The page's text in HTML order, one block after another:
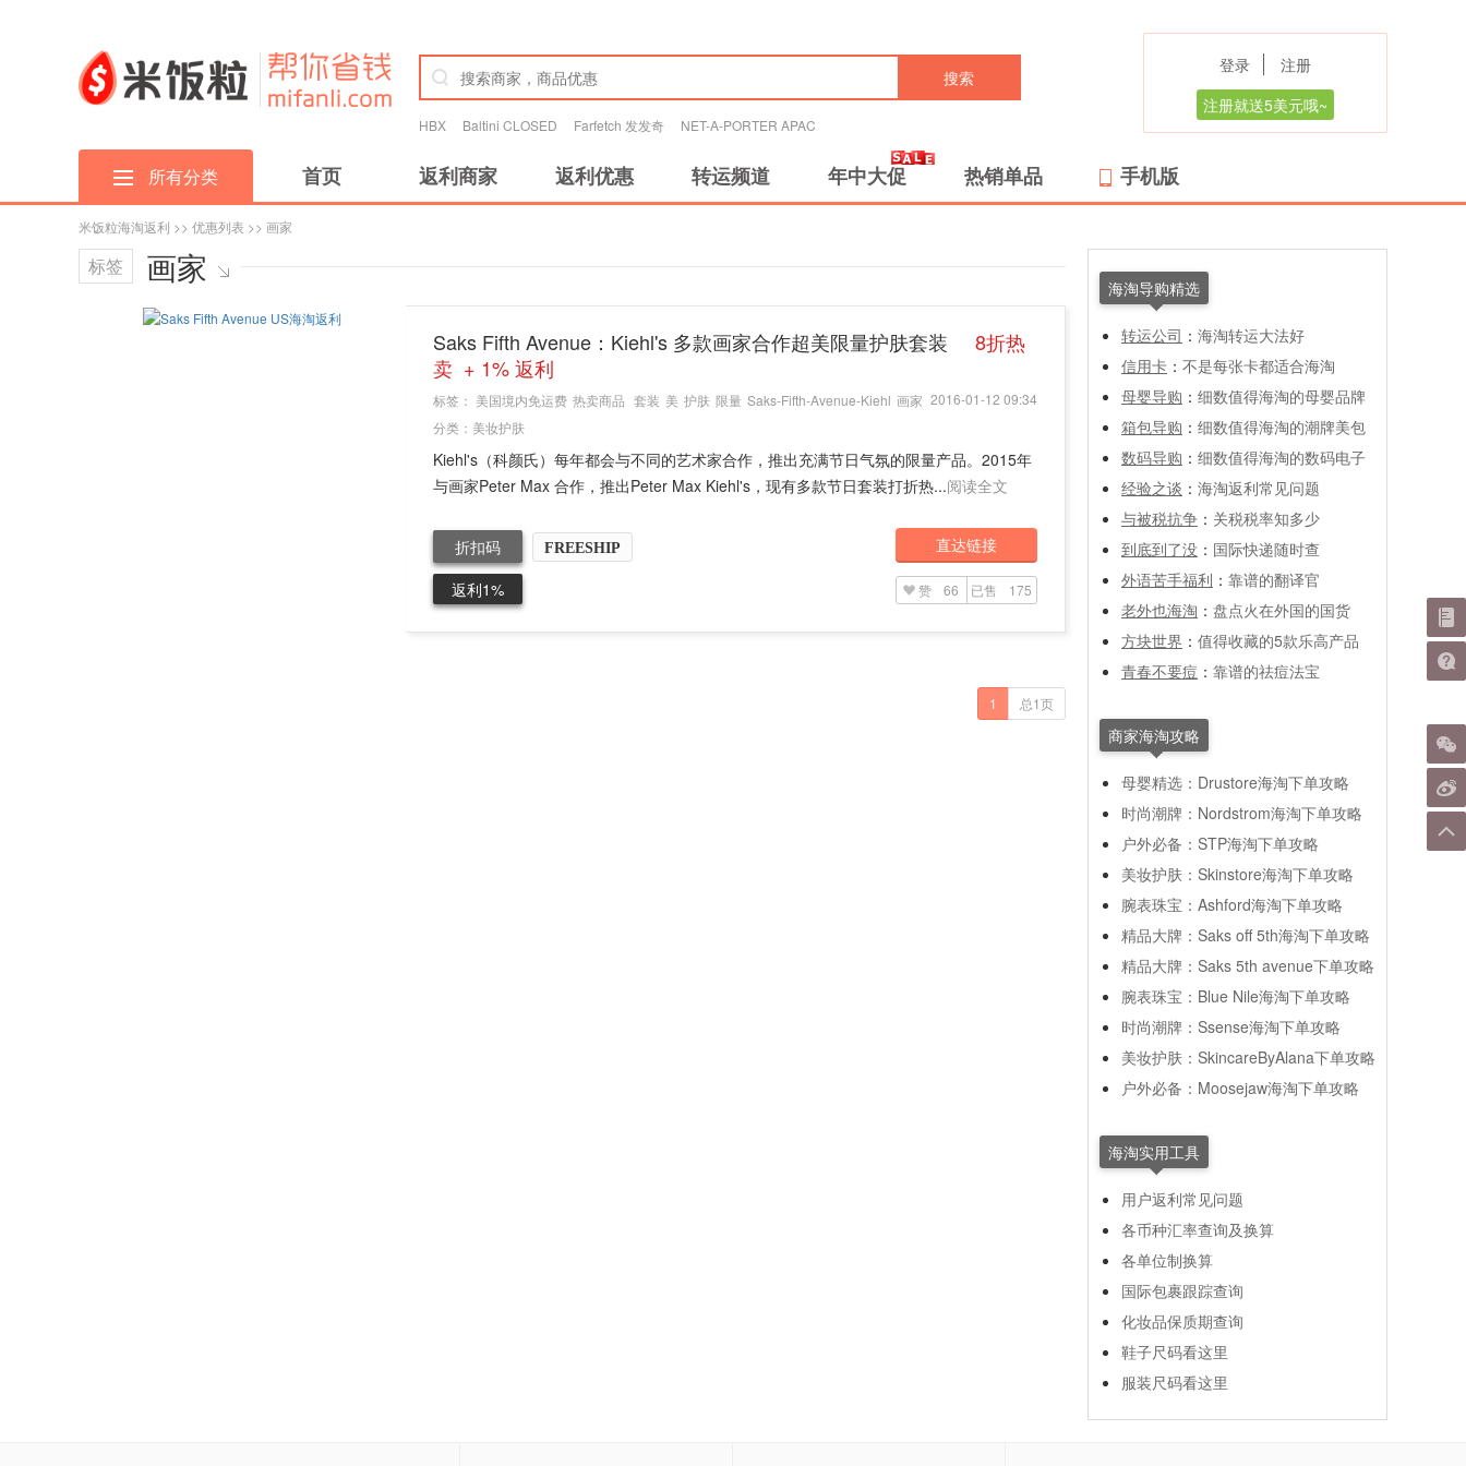
搜索
HBX Baltini CLOSED Farfetch 发发奇 NET-A-PORTER APAC
登录
注册
注册就送5美元哦~
所有分类 首页 返利商家 返利优惠 转运频道 年中大促 热销单品 手机版
米饭粒海淘返利 >> 优惠列表 >> 画家
标签 画家
Saks Fifth Avenue：Kiehl's 多款画家合作超美限量护肤套装
8折热
卖 + 1% 返利
2016-01-12 09:34
标签： 美国境内免运费 热卖商品 套装 美 护肤 限量 Saks-Fifth-Avenue-Kiehl 画家
分类： 美妆护肤
Kiehl's（科颜氏）每年都会与不同的艺术家合作，推出充满节日气氛的限量产品。2015年
与画家Peter Max 合作，推出Peter Max Kiehl's，现有多款节日套装打折热...阅读全文
折扣码 FREESHIP
返利1%
直达链接
赞 66 已售 175
1 总1页
海淘导购精选
转运公司 ： 海淘转运大法好
信用卡 ： 不是每张卡都适合海淘
母婴导购 ： 细数值得海淘的母婴品牌
箱包导购 ： 细数值得海淘的潮牌美包
数码导购 ： 细数值得海淘的数码电子
经验之谈 ： 海淘返利常见问题
与被税抗争 ： 关税税率知多少
到底到了没 ： 国际快递随时查
外语苦手福利 ： 靠谱的翻译官
老外也海淘 ： 盘点火在外国的国货
方块世界 ： 值得收藏的5款乐高产品
青春不要痘 ： 靠谱的祛痘法宝
商家海淘攻略
母婴精选：Drustore海淘下单攻略
时尚潮牌：Nordstrom海淘下单攻略
户外必备：STP海淘下单攻略
美妆护肤：Skinstore海淘下单攻略
腕表珠宝：Ashford海淘下单攻略
精品大牌：Saks off 5th海淘下单攻略
精品大牌：Saks 5th avenue下单攻略
腕表珠宝：Blue Nile海淘下单攻略
时尚潮牌：Ssense海淘下单攻略
美妆护肤：SkincareByAlana下单攻略
户外必备：Moosejaw海淘下单攻略
海淘实用工具
用户返利常见问题
各币种汇率查询及换算
各单位制换算
国际包裹跟踪查询
化妆品保质期查询
鞋子尺码看这里
服装尺码看这里